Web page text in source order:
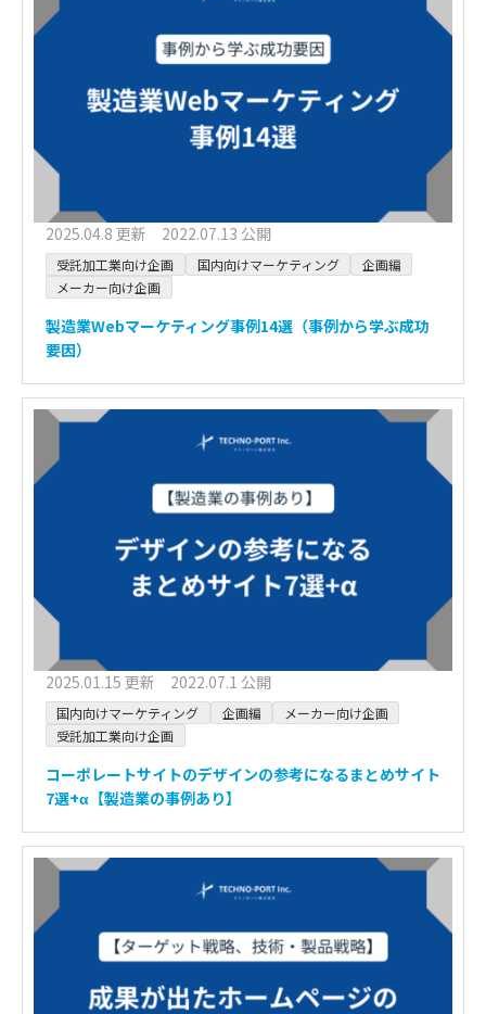
2025.04.8 更新 2022.07.13 公開
受託加工業向け企画 国内向けマーケティング
企画編
メーカー向け企画
製造業Webマーケティング事例14選（事例から学ぶ成功
要因）
2025.01.15 更新 2022.07.1 公開
国内向けマーケティング 企画編
メーカー向け企画
受託加工業向け企画
コーポレートサイトのデザインの参考になるまとめサイト
7選+α【製造業の事例あり】